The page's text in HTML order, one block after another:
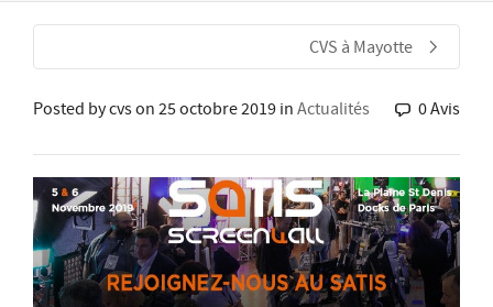
CVS à Mayotte
Posted bycvson 25 octobre 2019 in Actualités 0 Avis